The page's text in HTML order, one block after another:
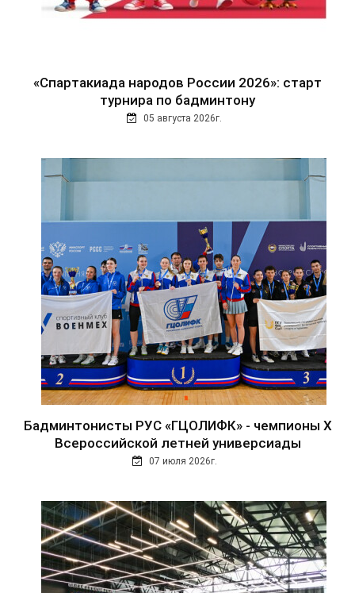
«Спартакиада народов России 2026»: старт
турнира по бадминтону
05 августа 2026г.
Бадминтонисты РУС «ГЦОЛИФК» - чемпионы Х
Всероссийской летней универсиады
07 июля 2026г.